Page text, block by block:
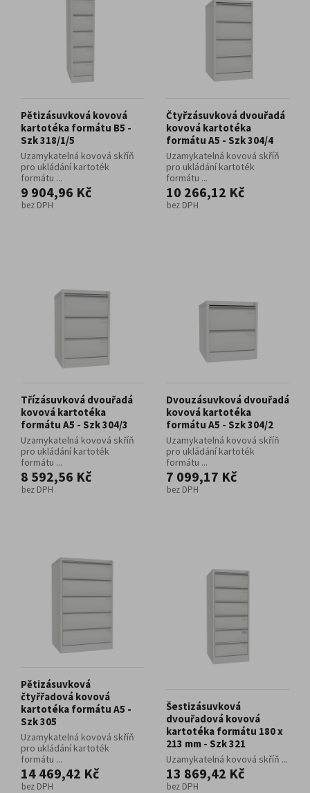
Pětizásuvková kovová
kartotéka formátu B5 -
Szk 318/1/5
Uzamykatelná kovová skříň
pro ukládání kartoték
formátu ...
9 904,96 Kč
bez DPH
Čtyřzásuvková dvouřadá
kovová kartotéka
formátu A5 - Szk 304/4
Uzamykatelná kovová skříň
pro ukládání kartoték
formátu ...
10 266,12 Kč
bez DPH
Třízásuvková dvouřadá
kovová kartotéka
formátu A5 - Szk 304/3
Uzamykatelná kovová skříň
pro ukládání kartoték
formátu ...
8 592,56 Kč
bez DPH
Dvouzásuvková dvouřadá
kovová kartotéka
formátu A5 - Szk 304/2
Uzamykatelná kovová skříň
pro ukládání kartoték
formátu ...
7 099,17 Kč
bez DPH
Pětizásuvková
čtyřřadová kovová
kartotéka formátu A5 -
Szk 305
Uzamykatelná kovová skříň
pro ukládání kartoték
formátu ...
14 469,42 Kč
bez DPH
Šestizásuvková
dvouřadová kovová
kartotéka formátu 180 x
213 mm - Szk 321
Uzamykatelná kovová skříň ...
13 869,42 Kč
bez DPH